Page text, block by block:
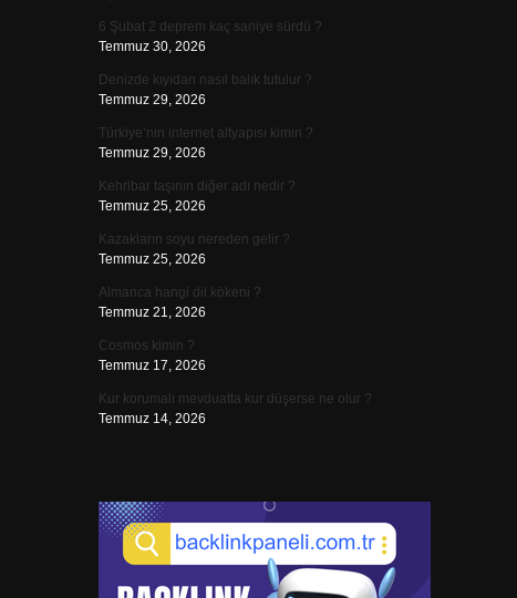
6 Şubat 2 deprem kaç saniye sürdü ?
Temmuz 30, 2026
Denizde kıyıdan nasıl balık tutulur ?
Temmuz 29, 2026
Türkiye’nin internet altyapısı kimin ?
Temmuz 29, 2026
Kehribar taşının diğer adı nedir ?
Temmuz 25, 2026
Kazakların soyu nereden gelir ?
Temmuz 25, 2026
Almanca hangi dil kökeni ?
Temmuz 21, 2026
Cosmos kimin ?
Temmuz 17, 2026
Kur korumalı mevduatta kur düşerse ne olur ?
Temmuz 14, 2026